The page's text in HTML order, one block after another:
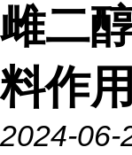
雌二
料作用
2024-06-